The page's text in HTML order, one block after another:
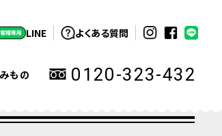
LINE よくある質問
もの 0120-323-432